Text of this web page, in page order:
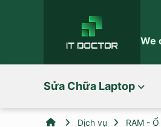
We
Sửa Chữa Laptop
Dịch vụ RAM -